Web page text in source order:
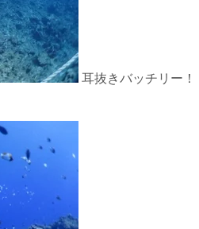
耳抜きバッチリー